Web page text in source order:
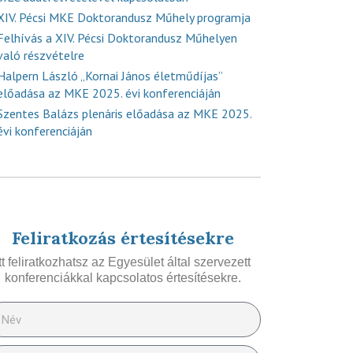
Pécsi MKE Doktorandusz Műhely programja
a XIV. Pécsi Doktorandusz Műhelyen
részvételre
László „Kornai János életműdíjas”
az MKE 2025. évi konferenciáján
Balázs plenáris előadása az MKE 2025.
konferenciáján
Feliratkozás értesítésekre
feliratkozhatsz az Egyesület által szervezett
konferenciákkal kapcsolatos értesítésekre.